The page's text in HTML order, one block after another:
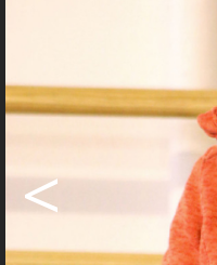
hinausstrahlen
Wir tragen das
Auch wenn sie
Energie
gemerkt, dass
derartiges
liege: «Sicher
<